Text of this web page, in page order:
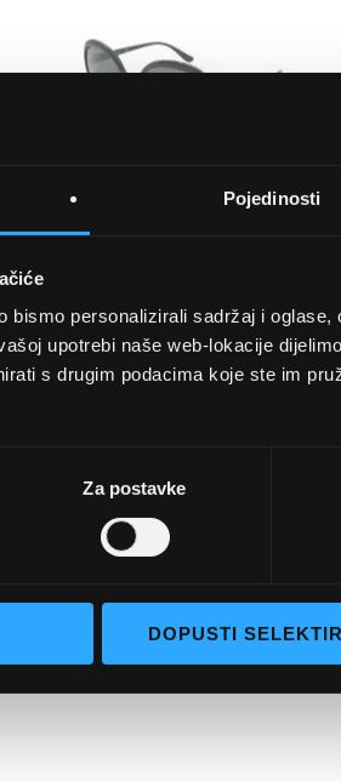
Pojedinosti
bismo personalizirali sadržaj i
upotrebi naše web-lokacije
s drugim podacima koje ste im
Za postavke
DOPUSTI
selection
Opći